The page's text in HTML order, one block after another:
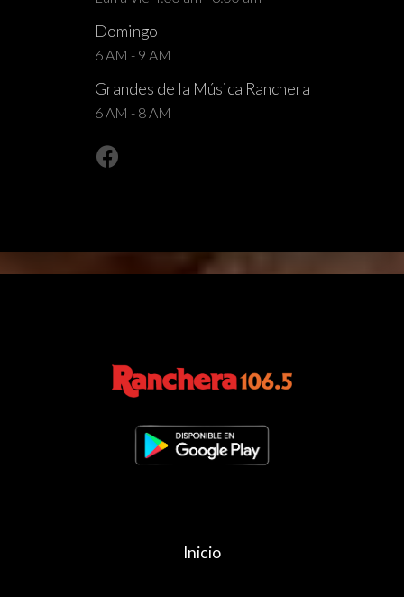
Domingo
6 AM - 9 AM
Grandes de la Música Ranchera
6 AM - 8 AM
Inicio